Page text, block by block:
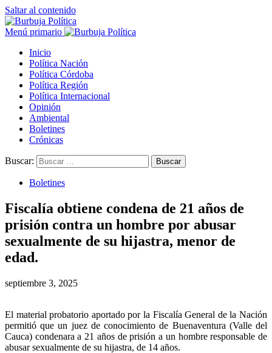
Saltar al contenido
Menú primario
Inicio
Política Nación
Política Córdoba
Política Región
Política Internacional
Opinión
Ambiental
Boletines
Crónicas
Buscar:
Boletines
Fiscalía obtiene condena de 21 años de
prisión contra un hombre por abusar
sexualmente de su hijastra, menor de
edad.
septiembre 3, 2025
El material probatorio aportado por la Fiscalía General de la Nación
permitió que un juez de conocimiento de Buenaventura (Valle del
Cauca) condenara a 21 años de prisión a un hombre responsable de
abusar sexualmente de su hijastra, de 14 años.